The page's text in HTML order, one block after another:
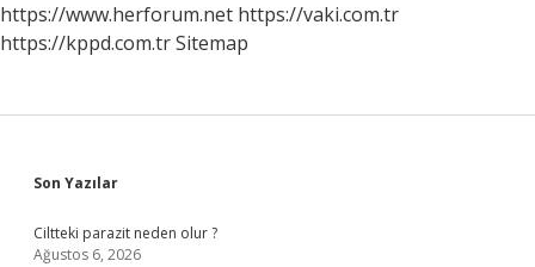
https://www.herforum.net https://vaki.com.tr
https://kppd.com.trSitemap
Sidebar
Son Yazılar
Ciltteki parazit neden olur ?
Ağustos 6, 2026